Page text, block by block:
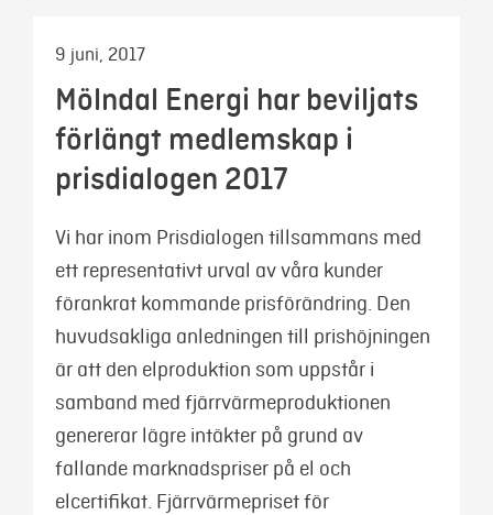
9 juni, 2017
Mölndal Energi har beviljats
förlängt medlemskap i
prisdialogen 2017
Vi har inom Prisdialogen tillsammans med
ett representativt urval av våra kunder
förankrat kommande prisförändring. Den
huvudsakliga anledningen till prishöjningen
är att den elproduktion som uppstår i
samband med fjärrvärmeproduktionen
genererar lägre intäkter på grund av
fallande marknadspriser på el och
elcertifikat. Fjärrvärmepriset för